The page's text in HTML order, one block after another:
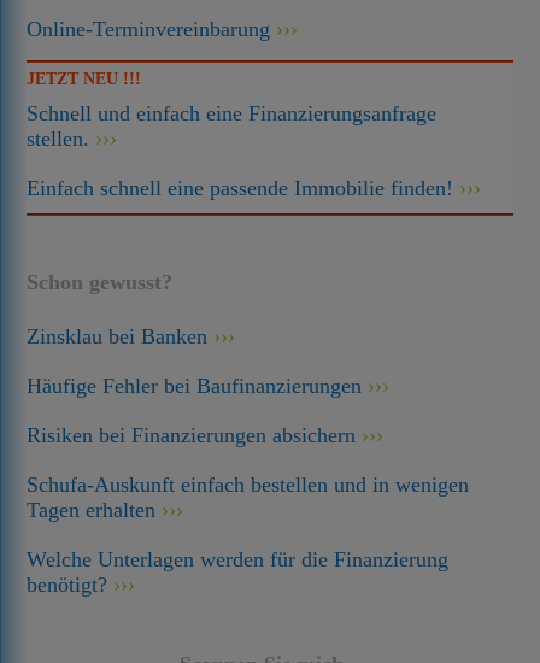
Online-Terminvereinbarung
JETZT NEU !!!
Schnell und einfach eine Finanzierungsanfrage
stellen.
Einfach schnell eine passende Immobilie finden!
Schon gewusst?
Zinsklau bei Banken
Häufige Fehler bei Baufinanzierungen
Risiken bei Finanzierungen absichern
Schufa-Auskunft einfach bestellen und in wenigen
Tagen erhalten
Welche Unterlagen werden für die Finanzierung
benötigt?